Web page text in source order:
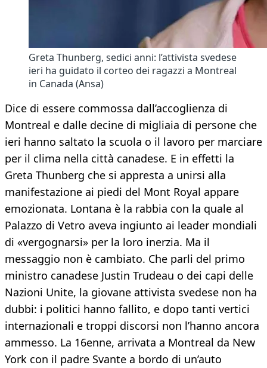
Greta Thunberg, sedici anni: l’attivista svedese
ieri ha guidato il corteo dei ragazzi a Montreal
in Canada (Ansa)
Dice di essere commossa dall’accoglienza di
Montreal e dalle decine di migliaia di persone che
ieri hanno saltato la scuola o il lavoro per marciare
per il clima nella città canadese. E in effetti la
Greta Thunberg che si appresta a unirsi alla
manifestazione ai piedi del Mont Royal appare
emozionata. Lontana è la rabbia con la quale al
Palazzo di Vetro aveva ingiunto ai leader mondiali
di «vergognarsi» per la loro inerzia. Ma il
messaggio non è cambiato. Che parli del primo
ministro canadese Justin Trudeau o dei capi delle
Nazioni Unite, la giovane attivista svedese non ha
dubbi: i politici hanno fallito, e dopo tanti vertici
internazionali e troppi discorsi non l’hanno ancora
ammesso. La 16enne, arrivata a Montreal da New
York con il padre Svante a bordo di un’auto